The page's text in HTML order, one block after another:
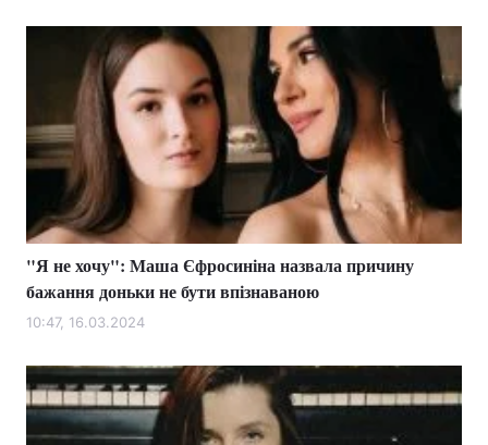
"Я не хочу": Маша Єфросиніна назвала причину
бажання доньки не бути впізнаваною
10:47, 16.03.2024